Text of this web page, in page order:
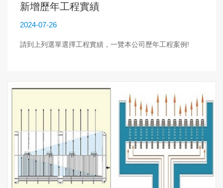
新增歷年工程實績
2024-07-26
請到上列選單選擇工程實績，一覽本公司歷年工程案例!